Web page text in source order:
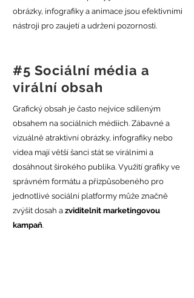
obrázky, infografiky a animace jsou efektivními
nástroji pro zaujetí a udržení pozornosti.
#5 Sociální média a
virální obsah
Grafický obsah je často nejvíce sdíleným
obsahem na sociálních médiích. Zábavné a
vizuálně atraktivní obrázky, infografiky nebo
videa mají větší šanci stát se virálními a
dosáhnout širokého publika. Využití grafiky ve
správném formátu a přizpůsobeného pro
jednotlivé sociální platformy může značně
zvýšit dosah a zviditelnit marketingovou
kampaň.